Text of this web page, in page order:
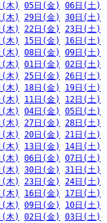
(木) 05日(金)
06日(土)
(木) 29日(金)
30日(土)
(木) 22日(金)
23日(土)
(木) 15日(金)
16日(土)
(木) 08日(金)
09日(土)
(木) 01日(金)
02日(土)
(木) 25日(金)
26日(土)
(木) 18日(金)
19日(土)
(木) 11日(金)
12日(土)
(木) 04日(金)
05日(土)
(木) 27日(金)
28日(土)
(木) 20日(金)
21日(土)
(木) 13日(金)
14日(土)
(木) 06日(金)
07日(土)
(木) 30日(金)
31日(土)
(木) 23日(金)
24日(土)
(木) 16日(金)
17日(土)
(木) 09日(金)
10日(土)
(木) 02日(金)
03日(土)